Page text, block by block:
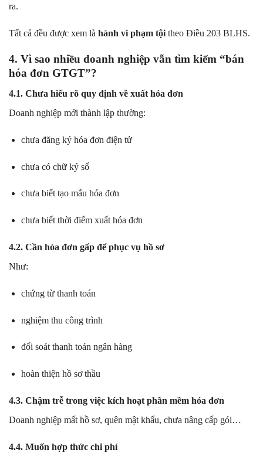
ra.
Tất cả đều được xem là hành vi phạm tội theo Điều 203 BLHS.
4. Vì sao nhiều doanh nghiệp vẫn tìm kiếm “bán
hóa đơn GTGT”?
4.1. Chưa hiểu rõ quy định về xuất hóa đơn
Doanh nghiệp mới thành lập thường:
chưa đăng ký hóa đơn điện tử
chưa có chữ ký số
chưa biết tạo mẫu hóa đơn
chưa biết thời điểm xuất hóa đơn
4.2. Cần hóa đơn gấp để phục vụ hồ sơ
Như:
chứng từ thanh toán
nghiệm thu công trình
đối soát thanh toán ngân hàng
hoàn thiện hồ sơ thầu
4.3. Chậm trễ trong việc kích hoạt phần mềm hóa đơn
Doanh nghiệp mất hồ sơ, quên mật khẩu, chưa nâng cấp gói…
4.4. Muốn hợp thức chi phí